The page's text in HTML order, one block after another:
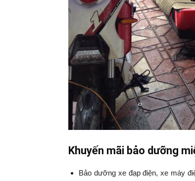
Khuyến mãi bảo dưỡng
Bảo dưỡng xe đạp điện, xe máy